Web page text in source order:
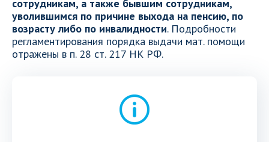
сотрудникам, а также бывшим сотрудникам,
уволившимся по причине выхода на пенсию, по
возрасту либо по инвалидности. Подробности
регламентирования порядка выдачи мат. помощи
отражены в п. 28 ст. 217 НК РФ.